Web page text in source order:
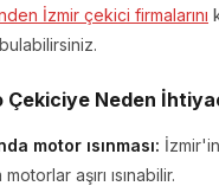
İzmir çekici firmalarını
Çekiciye Neden
motor ısınması:
aşırı ısınabilir.